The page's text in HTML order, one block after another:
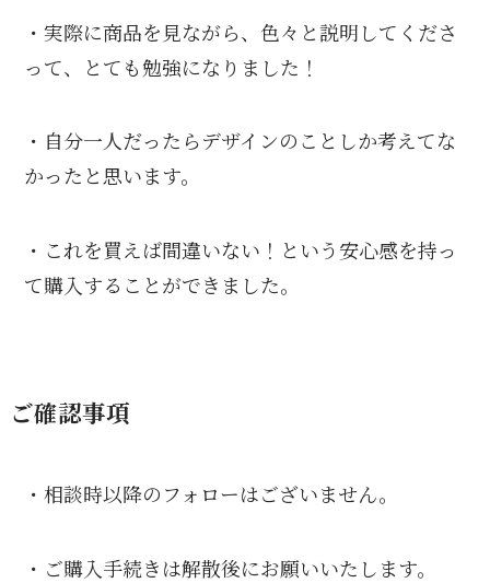
・実際に商品を見ながら、色々と説明してくださ
って、とても勉強になりました！
・自分一人だったらデザインのことしか考えてな
かったと思います。
・これを買えば間違いない！という安心感を持っ
て購入することができました。
ご確認事項
・相談時以降のフォローはございません。
・ご購入手続きは解散後にお願いいたします。